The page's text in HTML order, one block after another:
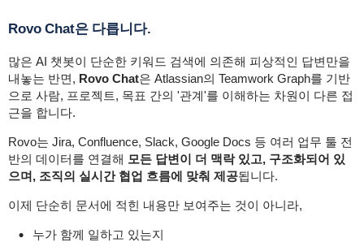
Rovo Chat은 다릅니다.
많은 AI 챗봇이 단순한 키워드 검색에 의존해 피상적인 답변만을
내놓는 반면, Rovo Chat은 Atlassian의 Teamwork Graph를 기반
으로 사람, 프로젝트, 목표 간의 '관계'를 이해하는 차원이 다른 접
근을 합니다.
Rovo는 Jira, Confluence, Slack, Google Docs 등 여러 업무 툴 전
반의 데이터를 연결해 모든 답변이 더 맥락 있고, 구조화되어 있
으며, 조직의 실시간 협업 흐름에 맞춰 제공됩니다.
이제 단순히 문서에 적힌 내용만 보여주는 것이 아니라,
누가 함께 일하고 있는지